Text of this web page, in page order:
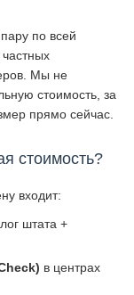
по всей
Мы не
стоимость, за
прямо сейчас.
стоимость?
входит:
штата +
в центрах